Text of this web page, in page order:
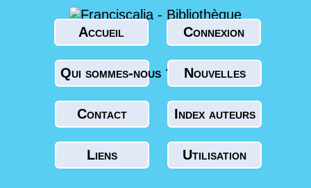
Accueil Connexion
Qui sommes-nous ? Nouvelles
Contact Index auteurs
Liens Utilisation